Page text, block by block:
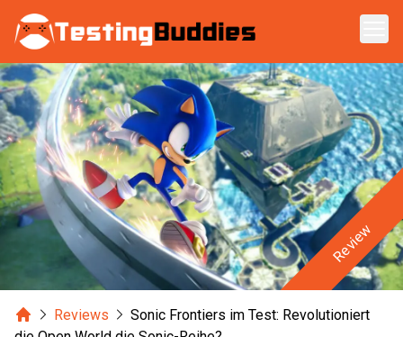
Zum Hauptinhalt springen
Review
HomeReviews
Sonic Frontiers im Test: Revolutioniert